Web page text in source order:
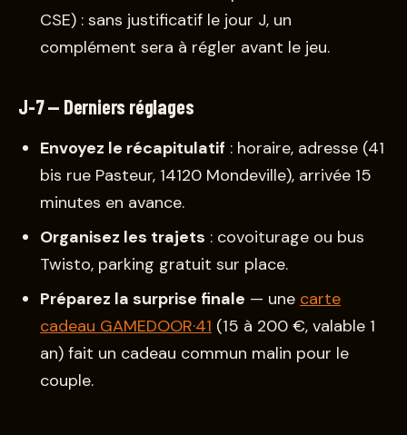
CSE) : sans justificatif le jour J, un
complément sera à régler avant le jeu.
J-7 — Derniers réglages
Envoyez le récapitulatif : horaire, adresse (41
bis rue Pasteur, 14120 Mondeville), arrivée 15
minutes en avance.
Organisez les trajets : covoiturage ou bus
Twisto, parking gratuit sur place.
Préparez la surprise finale — une carte
cadeau GAMEDOOR·41 (15 à 200 €, valable 1
an) fait un cadeau commun malin pour le
couple.